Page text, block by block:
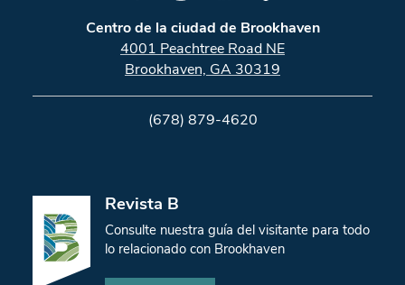
Centro de la ciudad de Brookhaven
4001 Peachtree Road NE
Brookhaven, GA 30319
(678) 879-4620
Revista B
Consulte nuestra guía del visitante para todo
lo relacionado con Brookhaven